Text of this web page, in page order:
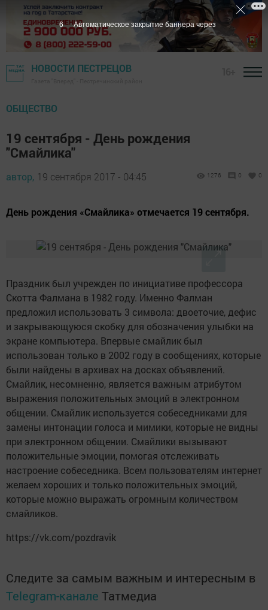
НОВОСТИ ПЕСТРЕЦОВ
ОБЩЕСТВО
19 сентября - День рождения
"Смайлика"
автор, 19 сентября 2017 - 04:45 1276 0 0
День рождения «Смайлика» отмечается 19 сентября.
Праздник был учрежден по инициативе профессора
Скотта Фалмана в 1982 году. Именно Фалман
предложил использовать 3 символа: двоеточие, дефис
и закрывающуюся скобку для обозначения улыбки на
экране компьютера. Впервые смайлик был
использован только в 2002 году в сообщениях, которые
были найдены в архивах на досках объявлений.
Смайлик, несомненно, является важным атрибутом
выражения положительных эмоций в электронном
общении. Смайлик используется собеседниками для
замены интонации голоса и мимики, которые не видны
при электронном общении. Смайлики вызывают
положительные эмоции, помогая отслеживать
настроение собеседника. Всем пользователям интернет
желаем хороших и только положительных эмоций,
которые можно выражать огромным количеством
смайликов.
https://vk.com/pozdravik
Следите за самым важным и интересным в
Telegram-канале Татмедиа
5 Автоматическое закрытие баннера через